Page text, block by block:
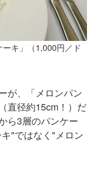
キ」（1,000円／ド
が、「メロンパン
直径約15cm！）だ
ら3層のパンケー
"ではなく"メロン